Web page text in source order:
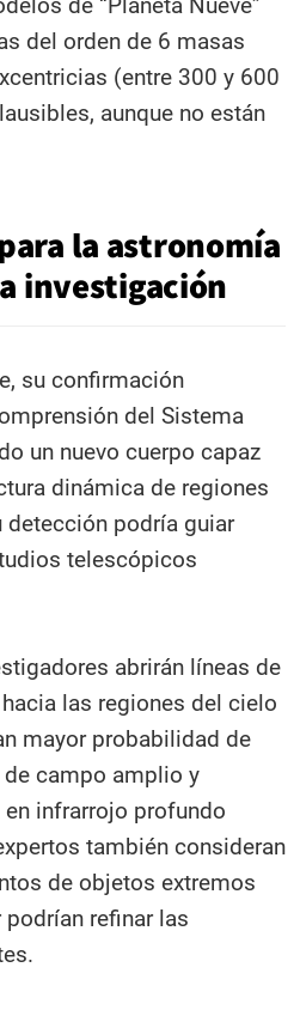
del orden de 6 masas
(entre 300 y 600
aunque no están
la astronomía
investigación
su confirmación
del Sistema
un nuevo cuerpo capaz
dinámica de regiones
detección podría guiar
telescópicos
abrirán líneas de
las regiones del cielo
mayor probabilidad de
campo amplio y
infrarrojo profundo
también consideran
de objetos extremos
refinar las